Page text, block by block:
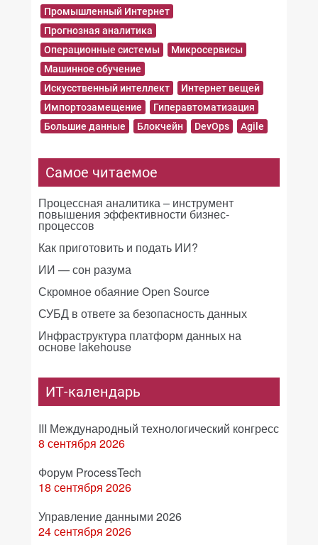
Промышленный Интернет
Прогнозная аналитика
Операционные системы
Микросервисы
Машинное обучение
Искусственный интеллект
Интернет вещей
Импортозамещение
Гиперавтоматизация
Большие данные
Блокчейн DevOps Agile
Самое читаемое
Процессная аналитика – инструмент
повышения эффективности бизнес-
процессов
Как приготовить и подать ИИ?
ИИ — сон разума
Скромное обаяние Open Source
СУБД в ответе за безопасность данных
Инфраструктура платформ данных на
основе lakehouse
ИТ-календарь
III Международный технологический конгресс
8 сентября 2026
Форум ProcessTech
18 сентября 2026
Управление данными 2026
24 сентября 2026